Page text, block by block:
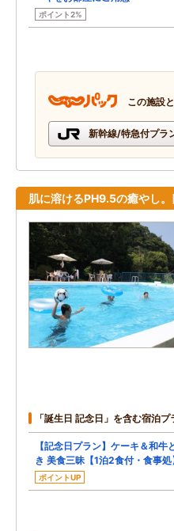
ポイント2%
この施設
新幹線/特急付プラ
肌に溶けるPH9.5の癒やし
「誕生日 記念日」を含む宿泊プ
【記念日プラン】ケーキ＆和牛
き 美食三昧【1泊2食付・食事処
ポイントUP